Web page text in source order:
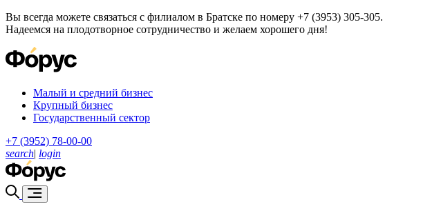
Вы всегда можете связаться с филиалом в Братске по номеру +7 (3953) 305-305.
Надеемся на плодотворное сотрудничество и желаем хорошего дня!
Малый и средний бизнес
Крупный бизнес
Государственный сектор
+7 (3952) 78-00-00
search| login